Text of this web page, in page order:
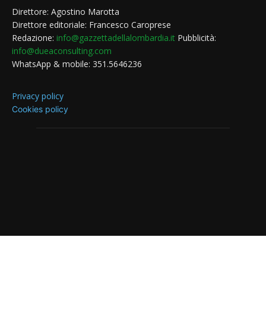
Direttore: Agostino Marotta
Direttore editoriale: Francesco Caroprese
Redazione: info@gazzettadellalombardia.it Pubblicità:
info@dueaconsulting.com
WhatsApp & mobile: 351.5646236
Privacy policy
Cookies policy